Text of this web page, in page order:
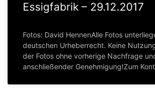
Essigfabrik – 29.12.2017
Fotos: David HennenAlle Fotos
deutschen Urheberrecht. Keine
der Fotos ohne vorherige Nachfrage
anschließender Genehmigung!Zum